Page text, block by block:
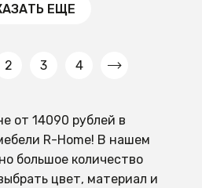
ЕЩЕ
2 3 4
от 14090 рублей в
R-Home! В нашем
большое количество
цвет, материал и